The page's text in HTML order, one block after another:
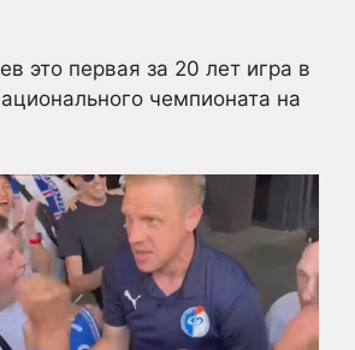
это первая за 20 лет игра в
чемпионата на